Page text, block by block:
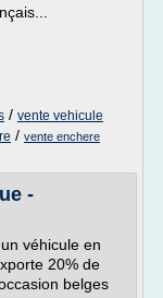
/ vente vehicule
/ vente enchere
-
véhicule en
20% de
belges